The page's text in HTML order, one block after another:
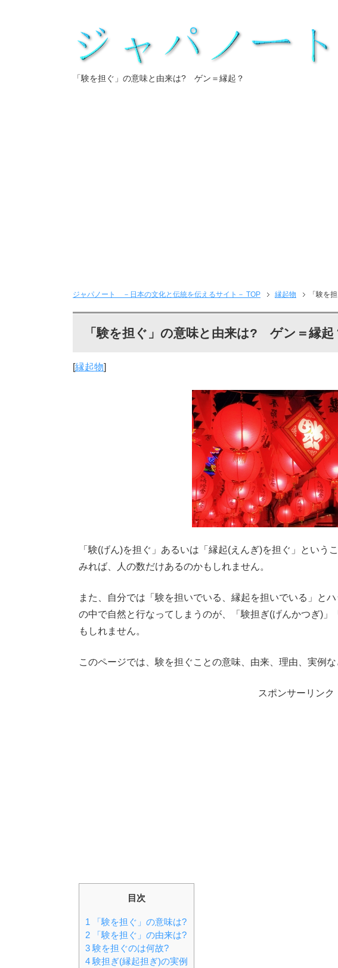
「験を担ぐ」の意味と由来は? ゲン＝縁起？
ジャパノート －日本の文化と伝統を伝えるサイト－ TOP 縁起物 「験を
「験を担ぐ」の意味と由来は? ゲン＝縁起
[縁起物]
「験(げん)を担ぐ」あるいは「縁起(えんぎ)を担ぐ」という
みれば、人の数だけあるのかもしれません。
また、自分では「験を担いでいる、縁起を担いでいる」と
の中で自然と行なってしまうのが、「験担ぎ(げんかつぎ)
もしれません。
このページでは、験を担ぐことの意味、由来、理由、実例
スポンサーリンク
目次
1 「験を担ぐ」の意味は?
2 「験を担ぐ」の由来は?
3 験を担ぐのは何故?
4 験担ぎ(縁起担ぎ)の実例